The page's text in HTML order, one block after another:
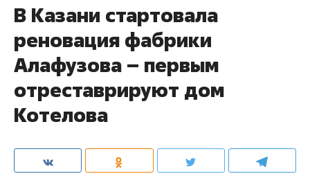
В Казани стартовала
реновация фабрики
Алафузова – первым
отреставрируют дом
Котелова